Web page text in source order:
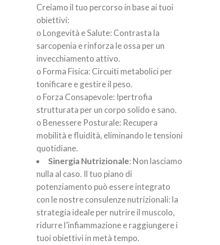
Creiamo il tuo percorso in base ai tuoi
obiettivi:
o Longevità e Salute: Contrasta la
sarcopenia e rinforza le ossa per un
invecchiamento attivo.
o Forma Fisica: Circuiti metabolici per
tonificare e gestire il peso.
o Forza Consapevole: Ipertrofia
strutturata per un corpo solido e sano.
o Benessere Posturale: Recupera
mobilità e fluidità, eliminando le tensioni
quotidiane.
Sinergia Nutrizionale: Non lasciamo
nulla al caso. Il tuo piano di
potenziamento può essere integrato
con le nostre consulenze nutrizionali: la
strategia ideale per nutrire il muscolo,
ridurre l’infiammazione e raggiungere i
tuoi obiettivi in metà tempo.